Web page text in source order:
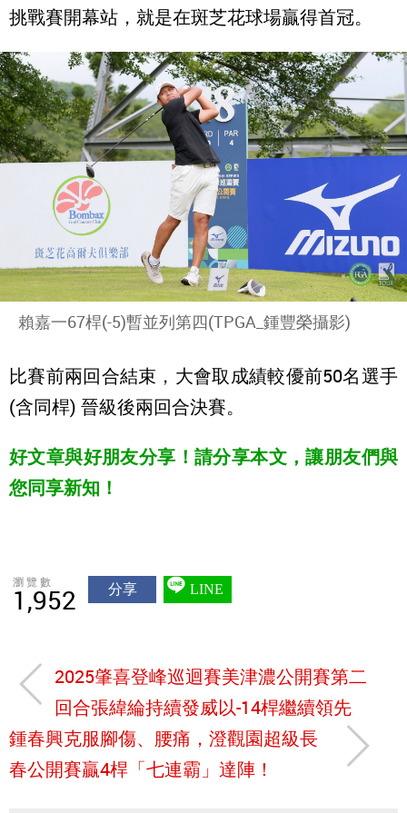
挑戰賽開幕站，就是在斑芝花球場贏得首冠。
賴嘉一67桿(-5)暫並列第四(TPGA_鍾豐榮攝影)
比賽前兩回合結束，大會取成績較優前50名選手
(含同桿) 晉級後兩回合決賽。
好文章與好朋友分享！請分享本文，讓朋友們與
您同享新知！
瀏覽數
1,952 分享 LINE
2025肇喜登峰巡迴賽美津濃公開賽第二
回合張緯綸持續發威以-14桿繼續領先
鍾春興克服腳傷、腰痛，澄觀園超級長
春公開賽贏4桿「七連霸」達陣！